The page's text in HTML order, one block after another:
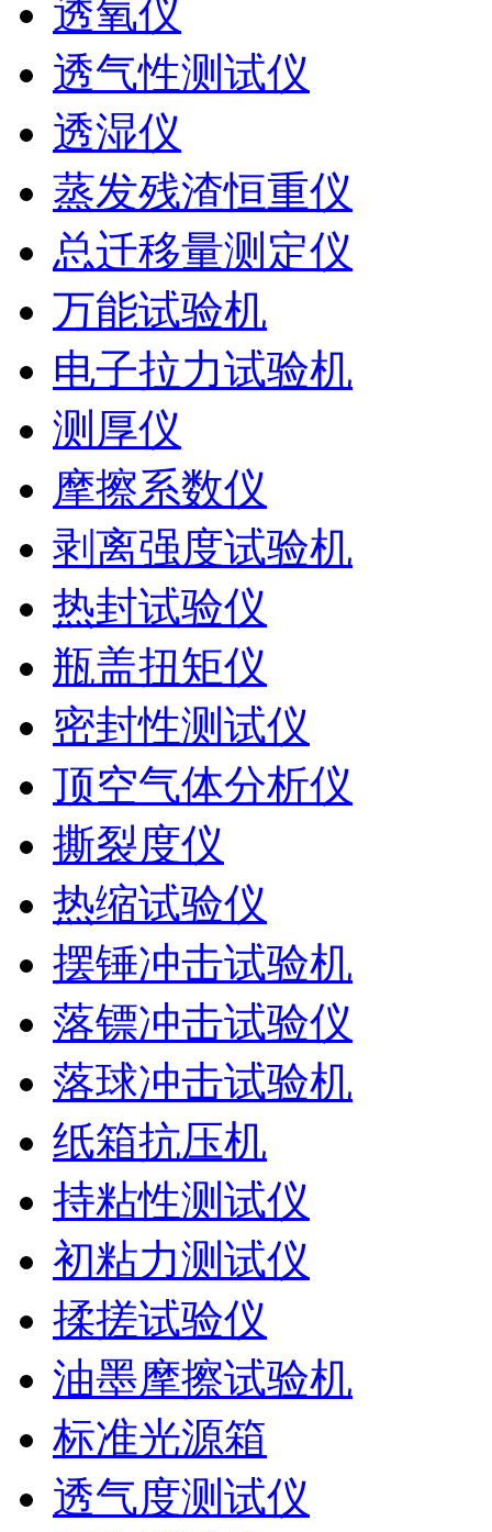
透氧仪
透气性测试仪
透湿仪
蒸发残渣恒重仪
总迁移量测定仪
万能试验机
电子拉力试验机
测厚仪
摩擦系数仪
剥离强度试验机
热封试验仪
瓶盖扭矩仪
密封性测试仪
顶空气体分析仪
撕裂度仪
热缩试验仪
摆锤冲击试验机
落镖冲击试验仪
落球冲击试验机
纸箱抗压机
持粘性测试仪
初粘力测试仪
揉搓试验仪
油墨摩擦试验机
标准光源箱
透气度测试仪